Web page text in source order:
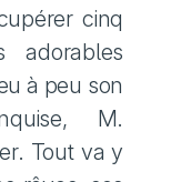
cinq
adorables
à peu son
M.
Tout va y